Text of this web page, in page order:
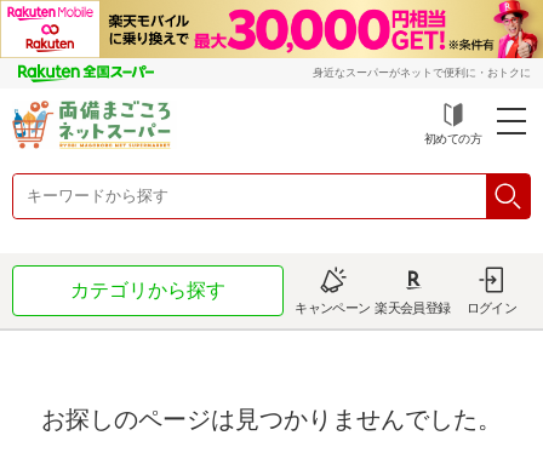
身近なスーパーがネットで便利に・おトクに
初めての方
カテゴリから探す
キャンペーン 楽天会員登録 ログイン
お探しのページは見つかりませんでした。